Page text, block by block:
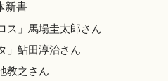
新書
」馬場圭太郎さん
」鮎田淳治さん
教之さん